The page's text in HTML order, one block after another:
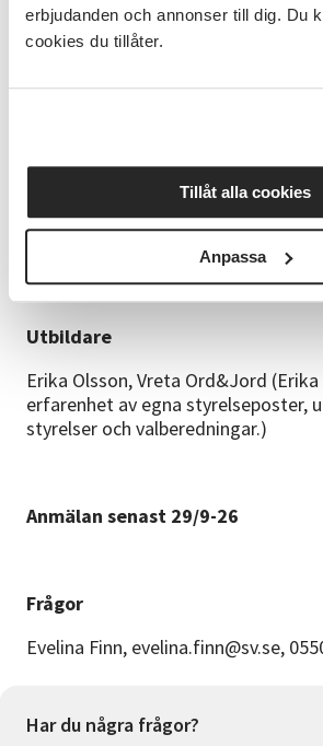
erbjudanden och annonser till dig. Du
cookies du tillåter.
Tillåt alla cookies
Anpassa
Tid & Datum
Valberedare i ideella föreningar. För
vill vi att du har möjlighet att vara
Utbildare
Erika Olsson, Vreta Ord&Jord
erfarenhet av egna styrelseposter,
styrelser och valberedningar.)
Anmälan senast 29/9-26
Frågor
Evelina Finn, evelina.finn@sv.se,
Har du några frågor?